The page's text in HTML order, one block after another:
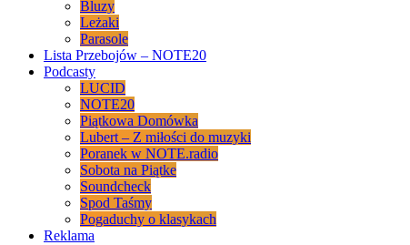
Bluzy
Leżaki
Parasole
Lista Przebojów – NOTE20
Podcasty
LUCID
NOTE20
Piątkowa Domówka
Lubert – Z miłości do muzyki
Poranek w NOTE.radio
Sobota na Piątke
Soundcheck
Spod Taśmy
Pogaduchy o klasykach
Reklama